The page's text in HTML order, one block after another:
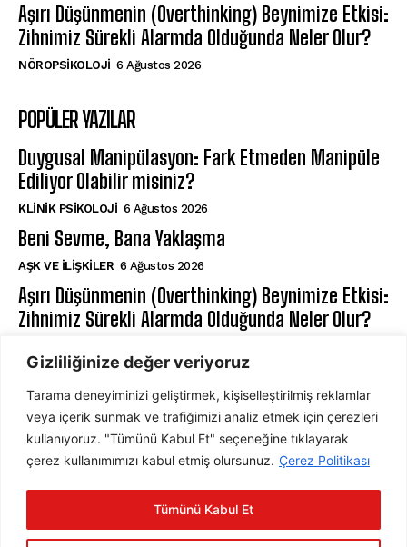
Gizliliğinize değer veriyoruz
Tarama deneyiminizi geliştirmek, kişiselleştirilmiş reklamlar
veya içerik sunmak ve trafiğimizi analiz etmek için çerezleri
kullanıyoruz. "Tümünü Kabul Et" seçeneğine tıklayarak
çerez kullanımımızı kabul etmiş olursunuz. Çerez Politikası
Tümünü Kabul Et
Aşırı Düşünmenin (Overthinking) Beynimize Etkisi:
Zihnimiz Sürekli Alarmda Olduğunda Neler Olur?
NÖROPSIKOLOJI 6 Ağustos 2026
POPÜLER YAZILAR
Duygusal Manipülasyon: Fark Etmeden Manipüle
Ediliyor Olabilir misiniz?
KLINIK PSIKOLOJI 6 Ağustos 2026
Beni Sevme, Bana Yaklaşma
AŞK VE İLIŞKILER 6 Ağustos 2026
Aşırı Düşünmenin (Overthinking) Beynimize Etkisi:
Zihnimiz Sürekli Alarmda Olduğunda Neler Olur?
ABONE OL
ABONE OL